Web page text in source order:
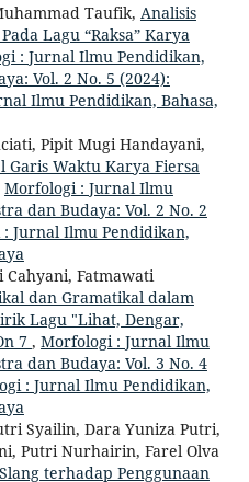
Taufik, Analisis
Lagu “Raksa” Karya
: Jurnal Ilmu Pendidikan,
Vol. 2 No. 5 (2024):
Ilmu Pendidikan, Bahasa,
Pipit Mugi Handayani,
Garis Waktu Karya Fiersa
Morfologi : Jurnal Ilmu
dan Budaya: Vol. 2 No. 2
Jurnal Ilmu Pendidikan,
Cahyani, Fatmawati
dan Gramatikal dalam
Lagu "Lihat, Dengar,
7 , Morfologi : Jurnal Ilmu
dan Budaya: Vol. 3 No. 4
: Jurnal Ilmu Pendidikan,
Syailin, Dara Yuniza Putri,
Putri Nurhairin, Farel Olva
terhadap Penggunaan